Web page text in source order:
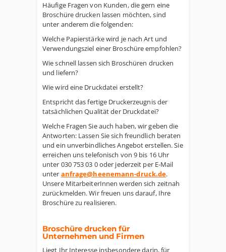
Häufige Fragen von Kunden, die gern eine
Broschüre drucken lassen möchten, sind
unter anderem die folgenden:
Welche Papierstärke wird je nach Art und
Verwendungsziel einer Broschüre empfohlen?
Wie schnell lassen sich Broschüren drucken
und liefern?
Wie wird eine Druckdatei erstellt?
Entspricht das fertige Druckerzeugnis der
tatsächlichen Qualität der Druckdatei?
Welche Fragen Sie auch haben, wir geben die
Antworten: Lassen Sie sich freundlich beraten
und ein unverbindliches Angebot erstellen. Sie
erreichen uns telefonisch von 9 bis 16 Uhr
unter 030 753 03 0 oder jederzeit per E-Mail
unter anfrage@heenemann-druck.de.
Unsere MitarbeiterInnen werden sich zeitnah
zurückmelden. Wir freuen uns darauf, Ihre
Broschüre zu realisieren.
Broschüre drucken für
Unternehmen und Firmen
Liegt Ihr Interesse insbesondere darin, für